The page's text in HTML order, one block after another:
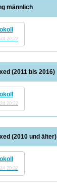
männlich
20:22
(2011 bis 2016)
20:22
(2010 und älter)
20:22